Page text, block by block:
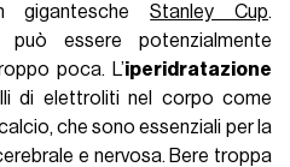
gigantescheStanley Cup.
essere potenzialmente
poca. L’iperidratazione
di elettroliti nel corpo come
che sono essenziali per la
e nervosa. Bere troppa